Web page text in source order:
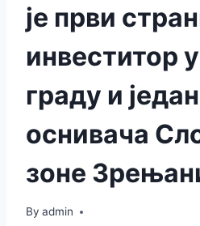
је први
инвеститор
граду и
оснивача
зоне
By admin